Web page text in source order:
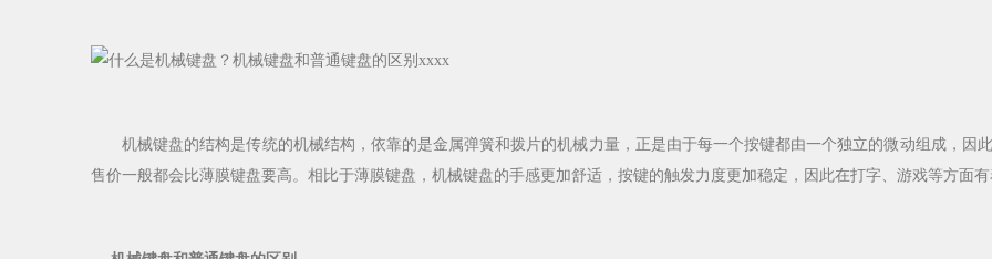
机械键盘的结构是传统的机械结构，依靠的是金属弹簧和拨片的机械力量，正是由于每一个按键都由一个独立的微动组成，因
售价一般都会比薄膜键盘要高。相比于薄膜键盘，机械键盘的手感更加舒适，按键的触发力度更加稳定，因此在打字、游戏等方面有